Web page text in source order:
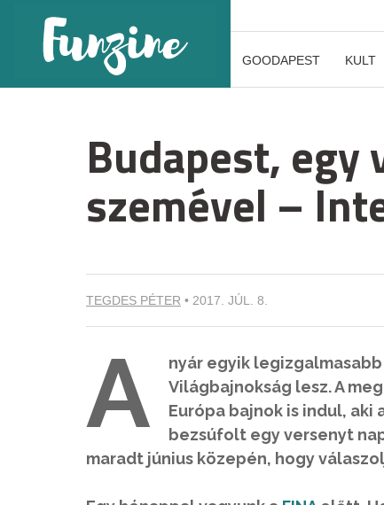
GOODAPEST KULT
Budapest, egy
szemével –
TEGDES PÉTER • 2017. JÚL. 8.
A
nyár egyik
Világbajnokság lesz. A
Európa bajnok is indul,
bezsúfolt egy versenyt
maradt június közepén, hogy